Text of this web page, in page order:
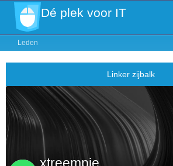
Dé plek voor IT
Leden